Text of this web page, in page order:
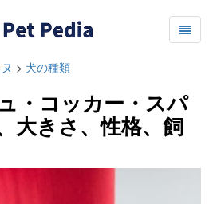
> 犬の種類
・コッカー・スパ
大きさ、性格、飼